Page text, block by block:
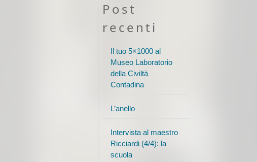
Post
recenti
Il tuo 5×1000 al
Museo Laboratorio
della Civiltà
Contadina
L’anello
Intervista al maestro
Ricciardi (4/4): la
scuola